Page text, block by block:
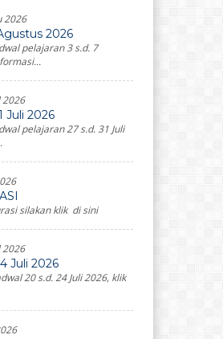
2026
2026
pelajaran 3 s.d. 7
2026
Juli 2026
pelajaran 27 s.d. 31 Juli
silakan klik di sini
2026
Juli 2026
20 s.d. 24 Juli 2026, klik